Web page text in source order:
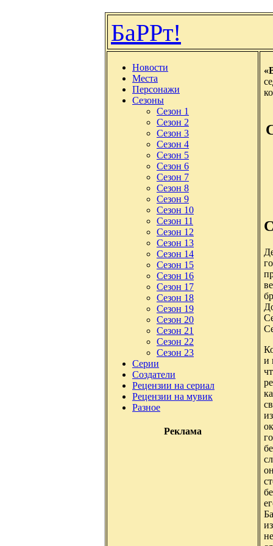
БаРРт!
Новости
Места
Персонажи
Сезоны
Сезон 1
Сезон 2
Сезон 3
Сезон 4
Сезон 5
Сезон 6
Сезон 7
Сезон 8
Сезон 9
Сезон 10
Сезон 11
Сезон 12
Сезон 13
Сезон 14
Сезон 15
Сезон 16
Сезон 17
Сезон 18
Сезон 19
Сезон 20
Сезон 21
Сезон 22
Сезон 23
Серии
Создатели
Рецензии на сериал
Рецензии на мувик
Разное
Реклама
и